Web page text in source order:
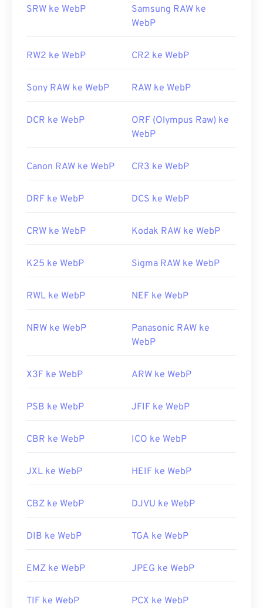
Artikel Pengembang Google tentang kompresi
Alat WebP Terkait:
dari gambar WebP
SRW ke WebP
Samsung RAW ke
WebP
RW2 ke WebP CR2 ke WebP
Sony RAW ke WebP RAW ke WebP
DCR ke WebP
ORF (Olympus Raw) ke
WebP
Canon RAW ke WebP CR3 ke WebP
DRF ke WebP DCS ke WebP
CRW ke WebP Kodak RAW ke WebP
K25 ke WebP Sigma RAW ke WebP
RWL ke WebP NEF ke WebP
NRW ke WebP
Panasonic RAW ke
WebP
X3F ke WebP ARW ke WebP
PSB ke WebP JFIF ke WebP
CBR ke WebP ICO ke WebP
JXL ke WebP HEIF ke WebP
CBZ ke WebP DJVU ke WebP
DIB ke WebP TGA ke WebP
EMZ ke WebP JPEG ke WebP
TIF ke WebP PCX ke WebP